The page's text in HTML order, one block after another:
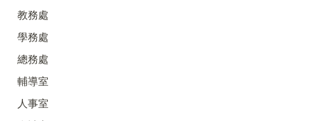
教務處
學務處
總務處
輔導室
人事室